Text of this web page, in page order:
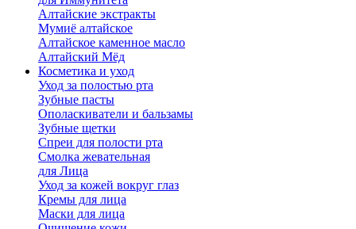
Алтайские экстракты
Мумиё алтайское
Алтайское каменное масло
Алтайский Мёд
Косметика и уход
Уход за полостью рта
Зубные пасты
Ополаскиватели и бальзамы
Зубные щетки
Спреи для полости рта
Смолка жевательная
для Лица
Уход за кожей вокруг глаз
Кремы для лица
Маски для лица